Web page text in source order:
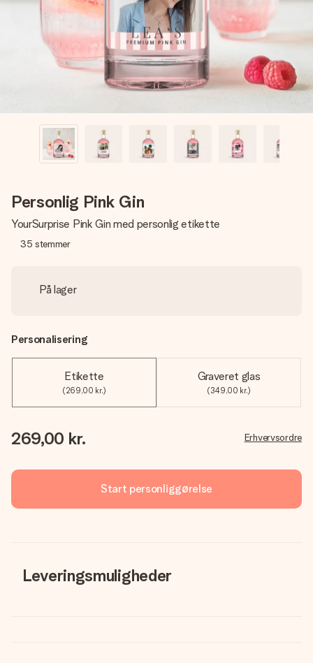
billede af dig eller en besked, der går lige i hendes hjerte.
Intet besvær men udelukkende en masse kærlighed i
øjeblikket.
Personlig Pink Gin
YourSurprise Pink Gin med personlig etikette
35 stemmer
På lager
Personalisering
Etikette
(269,00 kr.)
Graveret glas
(349,00 kr.)
269,00 kr. Erhvervsordre
Start personliggørelse
Leveringsmuligheder